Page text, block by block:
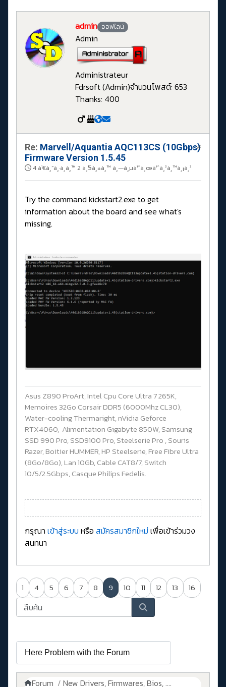
admin ออฟไลน์
Admin
Administrateur
Fdrsoft (Admin)จำนวนโพสต์: 653
Thanks: 400
Re: Marvell/Aquantia AQC113CS (10Gbps)
Firmware Version 1.5.45
4 à¹€à¸”à¸·à¸­à¸™ 2 à¸§à¸±à¸™ à¸—à¸µà¹ˆà¸œà¹ˆà¸²à¸™à¸¡à¸²
#
Try the command kickstart2.exe to get
information about the board and see what's
missing.
Asus Z890 ProArt, Intel Cpu Core Ultra 7 265K,
Memoires 32Go Corsair DDR5 (6000Mhz CL30),
Water-cooling Thermaright, nVidia Geforce
RTX4060, Alimentation Gigabyte 850W, Samsung
SSD 990 Pro, SSD9100 Pro, Steelserie Pro , Souris
Razer, Boitier HUMMER, HP Steelserie, Free Fibre Ultra
(8Go/8Go), Lan 10Gb, Cable CAT8/7, Switch
10/5/2.5Gbps, Casque Philips Fedelis.
กรุณา เข้าสู่ระบบ หรือ สมัครสมาชิกใหม่ เพื่อเข้าร่วมวง
สนทนา
1 4 5 6 7 8 9 10 11 12 13 16
Forum New Drivers, Firmwares, Bios, ....